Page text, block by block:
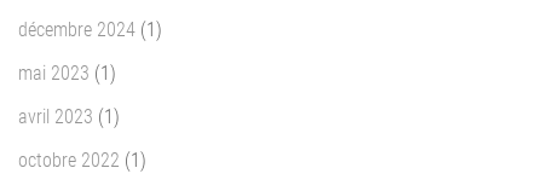
décembre 2024 (1)
mai 2023 (1)
avril 2023 (1)
octobre 2022 (1)